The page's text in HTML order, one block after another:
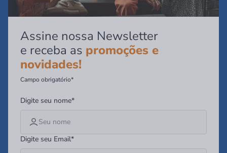
Assine nossa Newsletter
e receba as promoções e
novidades!
Campo obrigatório*
Digite seu nome*
Digite seu Email*